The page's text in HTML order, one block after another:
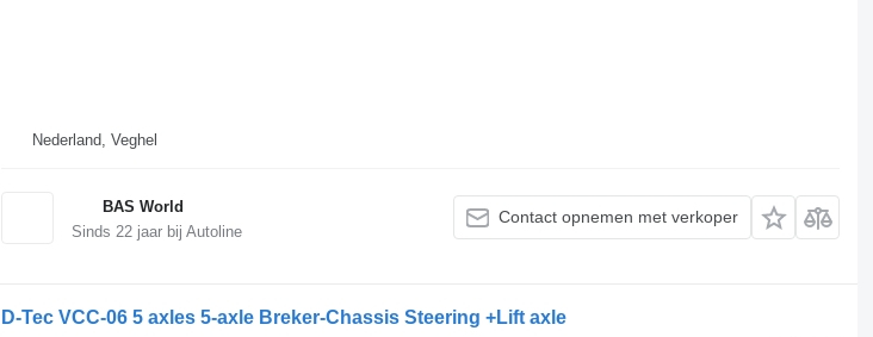
Nederland, Veghel
BAS World
Sinds 22jaar bij Autoline
Contact opnemen met verkoper
D-Tec VCC-06 5 axles 5-axle Breker-Chassis Steering +Lift axle